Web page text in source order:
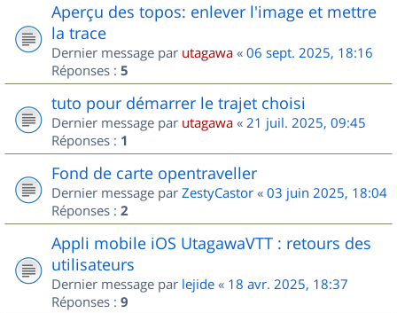
Aperçu des topos: enlever l'image et mettre
la trace
Dernier message par utagawa « 06 sept. 2025, 18:16
Réponses : 5
tuto pour démarrer le trajet choisi
Dernier message par utagawa « 21 juil. 2025, 09:45
Réponses : 1
Fond de carte opentraveller
Dernier message par ZestyCastor « 03 juin 2025, 18:04
Réponses : 2
Appli mobile iOS UtagawaVTT : retours des
utilisateurs
Dernier message par lejide « 18 avr. 2025, 18:37
Réponses : 9